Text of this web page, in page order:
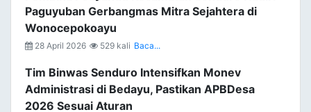
Paguyuban Gerbangmas Mitra Sejahtera di
Wonocepokoayu
28 April 2026 529 kali Baca...
Tim Binwas Senduro Intensifkan Monev
Administrasi di Bedayu, Pastikan APBDesa
2026 Sesuai Aturan